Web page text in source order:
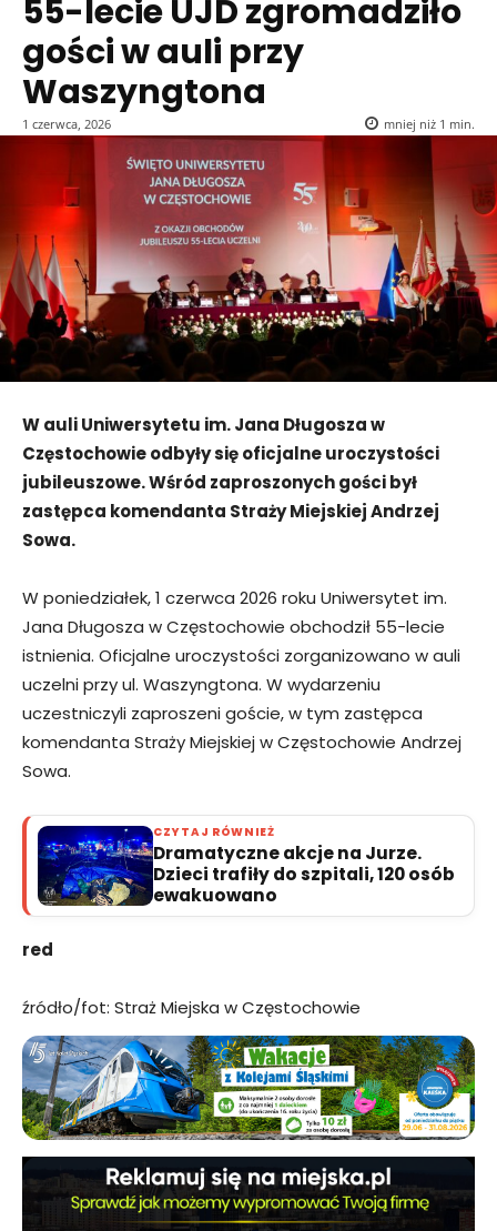
55-lecie UJD zgromadziło
gości w auli przy
Waszyngtona
1 czerwca, 2026 mniej niż 1 min.
W auli Uniwersytetu im. Jana Długosza w
Częstochowie odbyły się oficjalne uroczystości
jubileuszowe. Wśród zaproszonych gości był
zastępca komendanta Straży Miejskiej Andrzej
Sowa.
W poniedziałek, 1 czerwca 2026 roku Uniwersytet im.
Jana Długosza w Częstochowie obchodził 55-lecie
istnienia. Oficjalne uroczystości zorganizowano w auli
uczelni przy ul. Waszyngtona. W wydarzeniu
uczestniczyli zaproszeni goście, w tym zastępca
komendanta Straży Miejskiej w Częstochowie Andrzej
Sowa.
CZYTAJ RÓWNIEŻ
Dramatyczne akcje na Jurze.
Dzieci trafiły do szpitali, 120 osób
ewakuowano
red
źródło/fot: Straż Miejska w Częstochowie